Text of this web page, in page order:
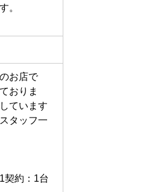
。
お店で
おりま
ています
タッフ一
契約：1台